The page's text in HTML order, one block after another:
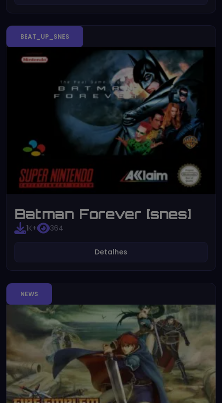
BEAT_UP_SNES
Batman Forever [snes]
1K+ 364
Detalhes
NEWS